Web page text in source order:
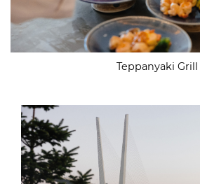
Teppanyaki Grill